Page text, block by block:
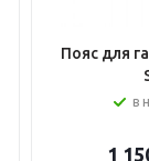
Пояс для
в
1